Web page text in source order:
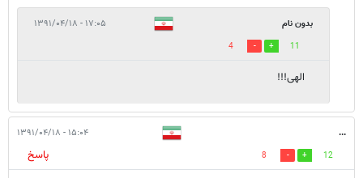
بدون نام ۱۷:۰۵ - ۱۳۹۱/۰۴/۱۸
11
4
الهی!!!
... ۱۵:۰۴ - ۱۳۹۱/۰۴/۱۸
12
8
پاسخ